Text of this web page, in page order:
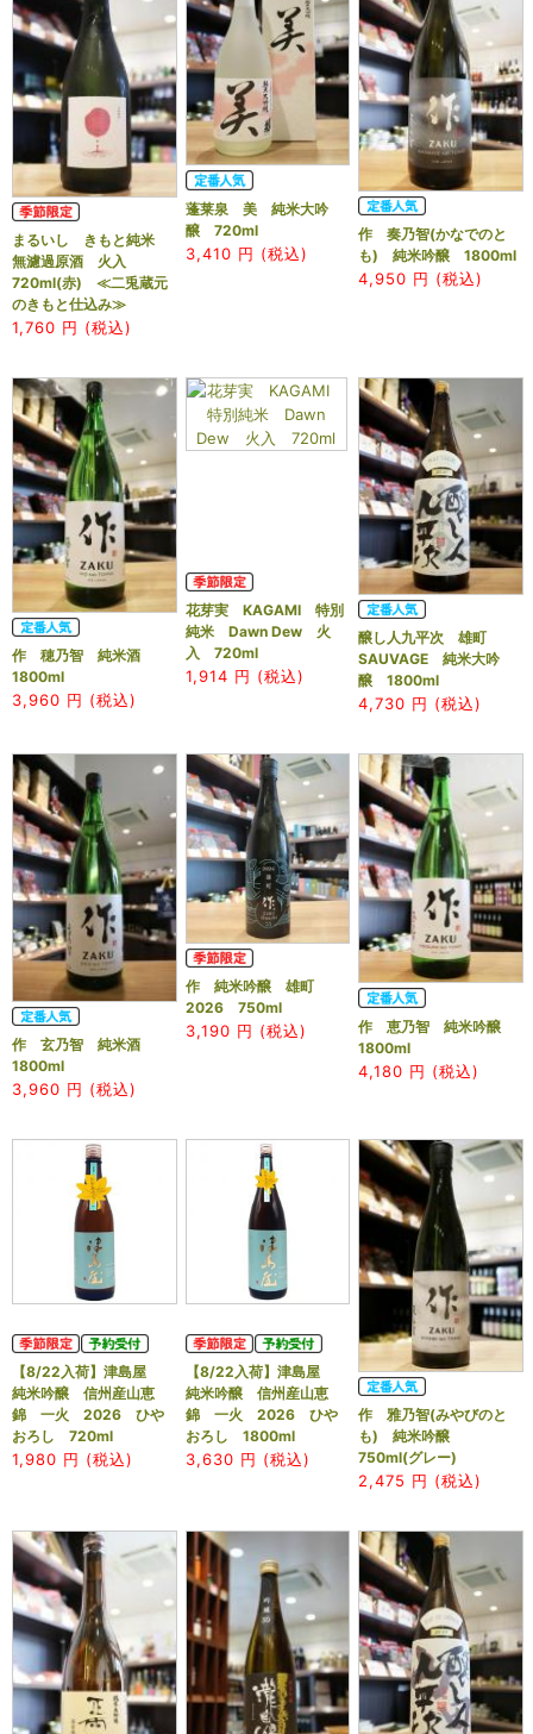
まるいし きもと純米
無濾過原酒 火入
720ml(赤) ≪二兎蔵元
のきもと仕込み≫
1,760 円 (税込)
蓬莱泉 美 純米大吟
醸 720ml
3,410 円 (税込)
作 奏乃智(かなでのと
も) 純米吟醸 1800ml
4,950 円 (税込)
作 穂乃智 純米酒
1800ml
3,960 円 (税込)
花芽実 KAGAMI 特別
純米 Dawn Dew 火
入 720ml
1,914 円 (税込)
醸し人九平次 雄町
SAUVAGE 純米大吟
醸 1800ml
4,730 円 (税込)
作 玄乃智 純米酒
1800ml
3,960 円 (税込)
作 純米吟醸 雄町
2026 750ml
3,190 円 (税込)
作 恵乃智 純米吟醸
1800ml
4,180 円 (税込)
【8/22入荷】津島屋
純米吟醸 信州産山恵
錦 一火 2026 ひや
おろし 720ml
1,980 円 (税込)
【8/22入荷】津島屋
純米吟醸 信州産山恵
錦 一火 2026 ひや
おろし 1800ml
3,630 円 (税込)
作 雅乃智(みやびのと
も) 純米吟醸
750ml(グレー)
2,475 円 (税込)